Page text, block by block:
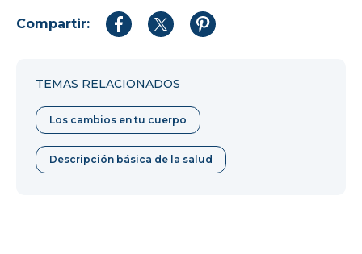
Compartir:
CompartirCompartirCompartir
TEMAS RELACIONADOS
Los cambios en tu cuerpo
Descripción básica de la salud